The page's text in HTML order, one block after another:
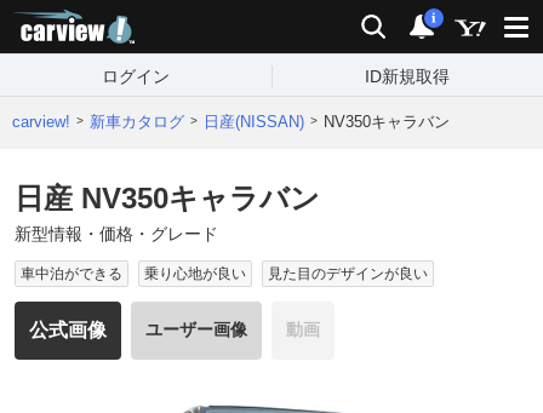
検索 通知
i
ログイン ID新規取得
carview! 新車カタログ 日産(NISSAN) NV350キャラバン
日産 NV350キャラバン
新型情報・価格・グレード
車中泊ができる 乗り心地が良い 見た目のデザインが良い
公式画像 ユーザー画像 動画